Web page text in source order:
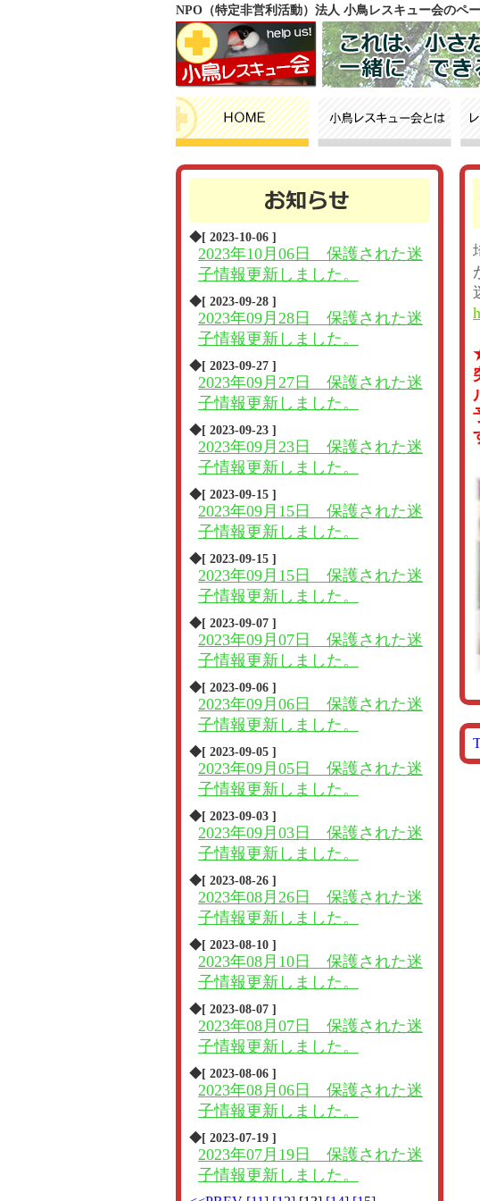
NPO（特定非営利活動）法人 小鳥レスキュー会のペ
◆[ 2023-10-06 ]
2023年10月06日 保護された迷
子情報更新しました。
◆[ 2023-09-28 ]
2023年09月28日 保護された迷
子情報更新しました。
◆[ 2023-09-27 ]
2023年09月27日 保護された迷
子情報更新しました。
◆[ 2023-09-23 ]
2023年09月23日 保護された迷
子情報更新しました。
◆[ 2023-09-15 ]
2023年09月15日 保護された迷
子情報更新しました。
◆[ 2023-09-15 ]
2023年09月15日 保護された迷
子情報更新しました。
◆[ 2023-09-07 ]
2023年09月07日 保護された迷
子情報更新しました。
◆[ 2023-09-06 ]
2023年09月06日 保護された迷
子情報更新しました。
◆[ 2023-09-05 ]
2023年09月05日 保護された迷
子情報更新しました。
◆[ 2023-09-03 ]
2023年09月03日 保護された迷
子情報更新しました。
◆[ 2023-08-26 ]
2023年08月26日 保護された迷
子情報更新しました。
◆[ 2023-08-10 ]
2023年08月10日 保護された迷
子情報更新しました。
◆[ 2023-08-07 ]
2023年08月07日 保護された迷
子情報更新しました。
◆[ 2023-08-06 ]
2023年08月06日 保護された迷
子情報更新しました。
◆[ 2023-07-19 ]
2023年07月19日 保護された迷
子情報更新しました。